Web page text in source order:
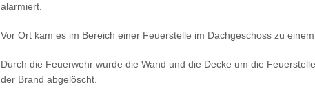
alarmiert.
Vor Ort kam es im Bereich einer Feuerstelle im Dachgeschoss zu einem
Durch die Feuerwehr wurde die Wand und die Decke um die
der Brand abgelöscht.